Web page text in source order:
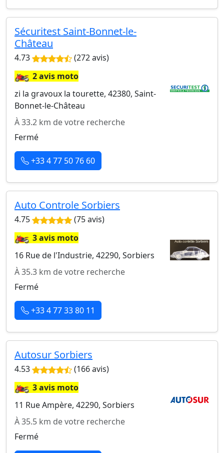
Sécuritest Saint-Bonnet-le-
Château
4.73 (272 avis)
🏍️2 avis moto
zi la gravoux la tourette, 42380, Saint-
Bonnet-le-Château
À 33.2 km de votre recherche
Fermé
+33 4 77 50 76 60
Auto Controle Sorbiers
4.75 (75 avis)
🏍️3 avis moto
16 Rue de l'Industrie, 42290, Sorbiers
À 35.3 km de votre recherche
Fermé
+33 4 77 33 80 11
Autosur Sorbiers
4.53 (166 avis)
🏍️3 avis moto
11 Rue Ampère, 42290, Sorbiers
À 35.5 km de votre recherche
Fermé